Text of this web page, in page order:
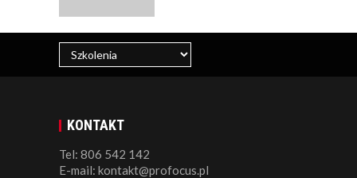
KONTAKT
Tel: 806 542 142
E-mail: kontakt@profocus.pl